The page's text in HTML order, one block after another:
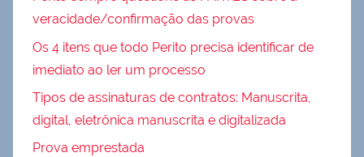
veracidade/confirmação das provas
Os 4 itens que todo Perito precisa identificar de
imediato ao ler um processo
Tipos de assinaturas de contratos: Manuscrita,
digital, eletrônica manuscrita e digitalizada
Prova emprestada